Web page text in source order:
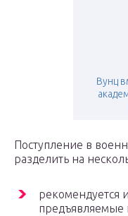
Вунц
Поступление в
разделить на
рекомендуется
предъявляемые